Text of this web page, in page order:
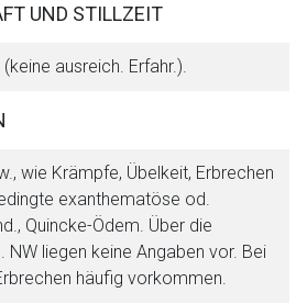
UND STILLZEIT
ausreich. Erfahr.).
wie Krämpfe, Übelkeit, Erbrechen
exanthematöse od.
Quincke-Ödem. Über die
NW liegen keine Angaben vor. Bei
häufig vorkommen.